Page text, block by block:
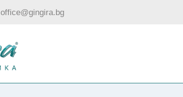
office@gingira.bg